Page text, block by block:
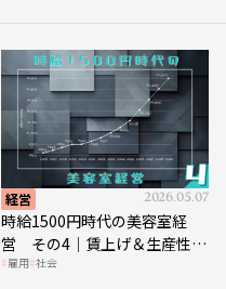
経営 2026.05.07
時給1500円時代の美容室経
営 その4｜賃上げ＆生産性向
上につなげる賢い助成金活用
雇用 社会